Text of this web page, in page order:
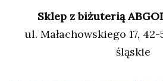
Sklep z biżuterią
ul. Małachowskiego 17,
śląskie